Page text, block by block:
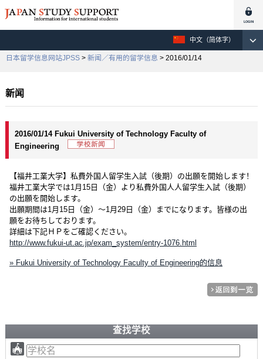
中文（简体字）
日本留学信息网站JPSS > 新闻／有用的留学信息 > 2016/01/14
新闻
2016/01/14 Fukui University of Technology Faculty of
Engineering
【福井工業大学】私費外国人留学生入試（後期）の出願を開始します！
福井工業大学では1月15日（金）より私費外国人人留学生入試（後期）
の出願を開始します。
出願期間は1月15日（金）～1月29日（金）までになります。皆様の出
願をお待ちしております。
詳細は下記ＨＰをご確認ください。
http://www.fukui-ut.ac.jp/exam_system/entry-1076.html
» Fukui University of Technology Faculty of Engineering的信息
查找学校